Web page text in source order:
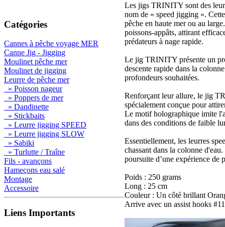
Catégories
Cannes à pêche voyage MER
Canne Jig - Jigging
Moulinet pêche mer
Moulinet de jigging
Leurre de pêche mer
» Poisson nageur
» Poppers de mer
» Dandinette
» Stickbaits
» Leurre jigging SPEED
» Leurre jigging SLOW
» Sabiki
» Turlutte / Traîne
Fils - avançons
Hameçons eau salé
Montage
Accessoire
Liens Importants
Les jigs TRINITY sont des
nom de « speed jigging ».
pêche en haute mer ou au
poissons-appâts, attirant
prédateurs à nage rapide.
Le jig TRINITY présente un
descente rapide dans la
profondeurs souhaitées.
Renforçant leur allure, le jig
spécialement conçue pour
Le motif holographique imite
dans des conditions de faible
Essentiellement, les leurres
chassant dans la colonne
poursuite d’une expérience de
Poids : 250 grams
Long : 25 cm
Couleur : Un côté brillant
Arrive avec un assist hooks